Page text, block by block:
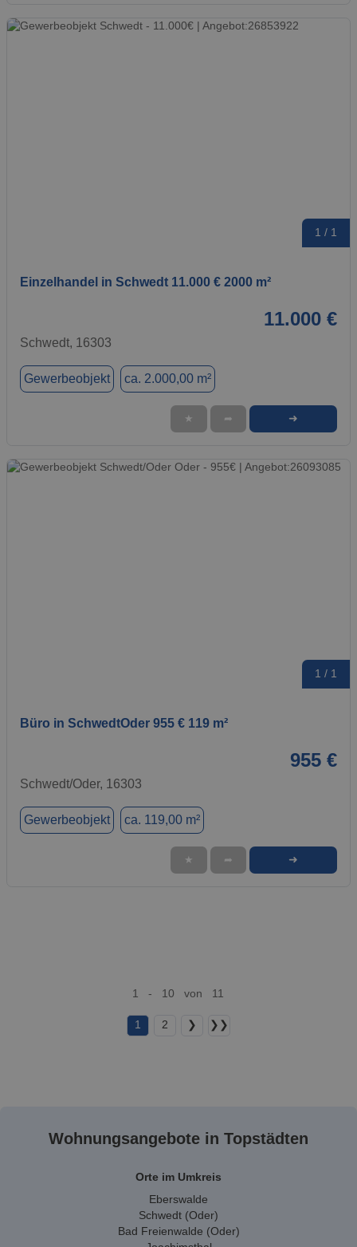
1 / 1
Einzelhandel in Schwedt 11.000 € 2000 m²
11.000 €
Schwedt, 16303
Gewerbeobjekt ca. 2.000,00 m²
★ ➦ ➜
1 / 1
Büro in SchwedtOder 955 € 119 m²
955 €
Schwedt/Oder, 16303
Gewerbeobjekt ca. 119,00 m²
★ ➦ ➜
1 - 10 von 11
1 2 ❯ ❯❯
Wohnungsangebote in Topstädten
Orte im Umkreis
Eberswalde
Schwedt (Oder)
Bad Freienwalde (Oder)